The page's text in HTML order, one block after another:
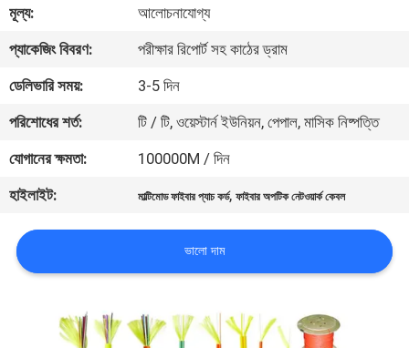
যোগাযোগ
করুন
উদ্ধৃতির
জন্য
সাইট
মূল্য:
আলোচনাযোগ্য
প্যাকেজিং বিবরণ:
পরীক্ষার রিপোর্ট সহ কাঠের ড্রাম
ডেলিভারি সময়:
3-5 দিন
পরিশোধের শর্ত:
টি / টি, ওয়েস্টার্ন ইউনিয়ন, পেপাল, মাসিক নিষ্পত্তি
যোগানের ক্ষমতা:
100000M / দিন
হাইলাইট:
মাল্টিমোড ফাইবার প্যাচ কর্ড,ফাইবার অপটিক নেটওয়ার্ক কেবল
ভালো দাম